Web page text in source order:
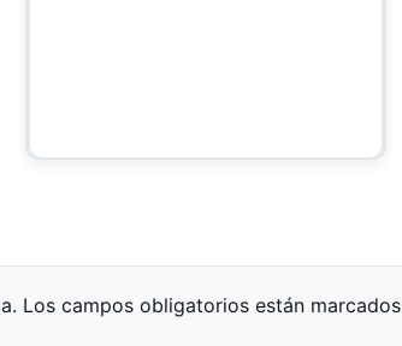
Los campos obligatorios están marcados